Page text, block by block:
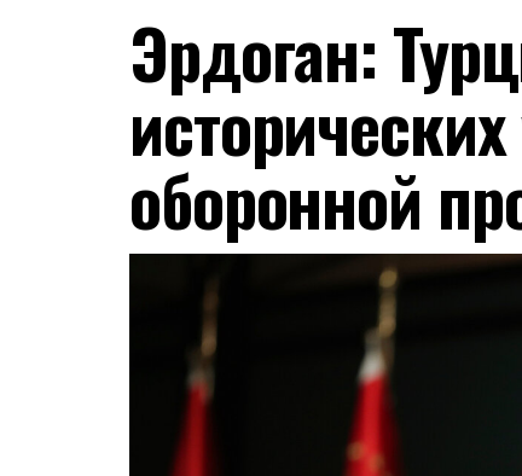
Эрдоган:
оборонной